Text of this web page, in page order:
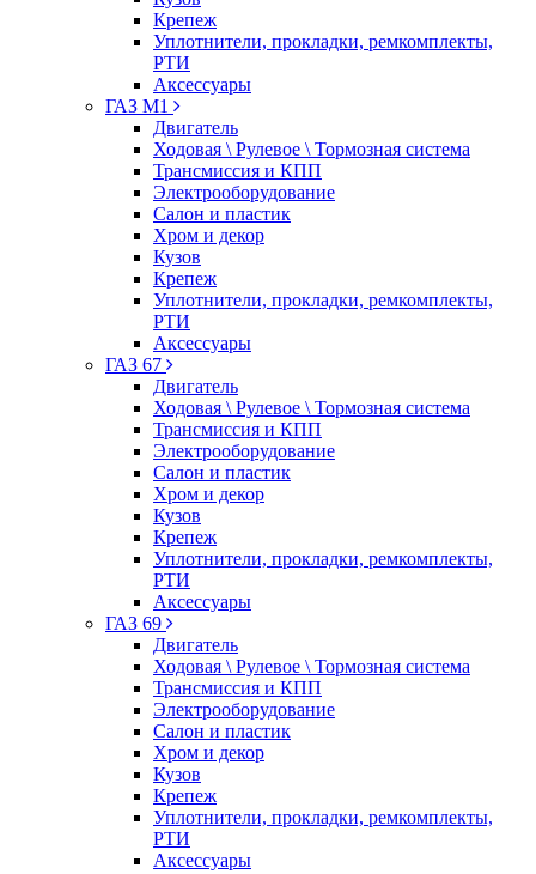
Крепеж
Уплотнители, прокладки, ремкомплекты,
РТИ
Аксессуары
ГАЗ М1
Двигатель
Ходовая \ Рулевое \ Тормозная система
Трансмиссия и КПП
Электрооборудование
Салон и пластик
Хром и декор
Кузов
Крепеж
Уплотнители, прокладки, ремкомплекты,
РТИ
Аксессуары
ГАЗ 67
Двигатель
Ходовая \ Рулевое \ Тормозная система
Трансмиссия и КПП
Электрооборудование
Салон и пластик
Хром и декор
Кузов
Крепеж
Уплотнители, прокладки, ремкомплекты,
РТИ
Аксессуары
ГАЗ 69
Двигатель
Ходовая \ Рулевое \ Тормозная система
Трансмиссия и КПП
Электрооборудование
Салон и пластик
Хром и декор
Кузов
Крепеж
Уплотнители, прокладки, ремкомплекты,
РТИ
Аксессуары